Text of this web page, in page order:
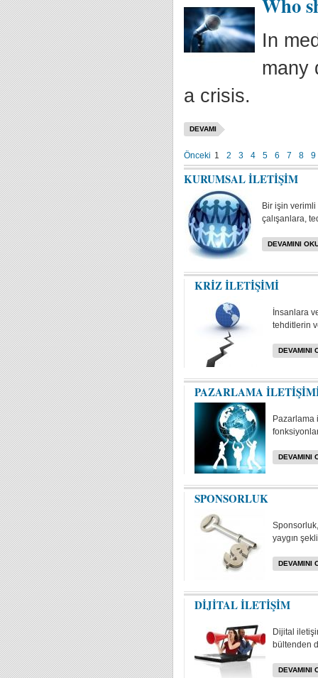
In
many
a crisis.
DEVAMI
Önceki 1 2 3 4 5 6 7 8 9
KURUMSAL İLETİŞİM
Bir işin
çalışanlara,
DEVAMINI
KRİZ İLETİŞİMİ
İnsanlara
tehditlerin
DEVAMINI
PAZARLAMA
Pazarlama
DEVAMINI
SPONSORLUK
yaygın
DEVAMINI
DİJİTAL İLETİŞİM
Dijital
bültenden
DEVAMINI